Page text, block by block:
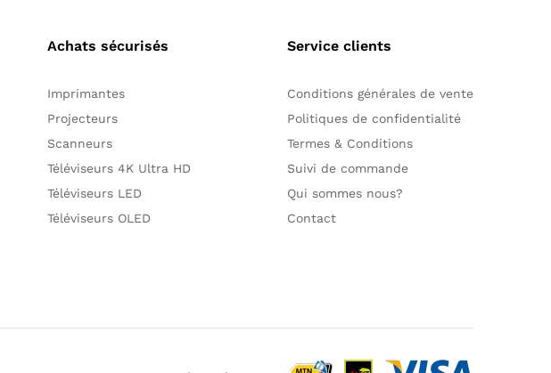
Achats sécurisés
Imprimantes
Projecteurs
Scanneurs
Téléviseurs 4K Ultra HD
Téléviseurs LED
Téléviseurs OLED
Service clients
Conditions générales de vente
Politiques de confidentialité
Termes & Conditions
Suivi de commande
Qui sommes nous?
Contact